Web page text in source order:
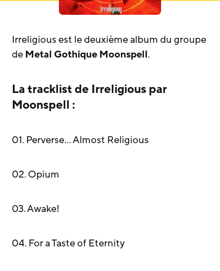
Irreligious est le deuxième album du groupe
deMetal GothiqueMoonspell.
La tracklist de Irreligious par
Moonspell :
01. Perverse… Almost Religious
02. Opium
03. Awake!
04. For a Taste of Eternity